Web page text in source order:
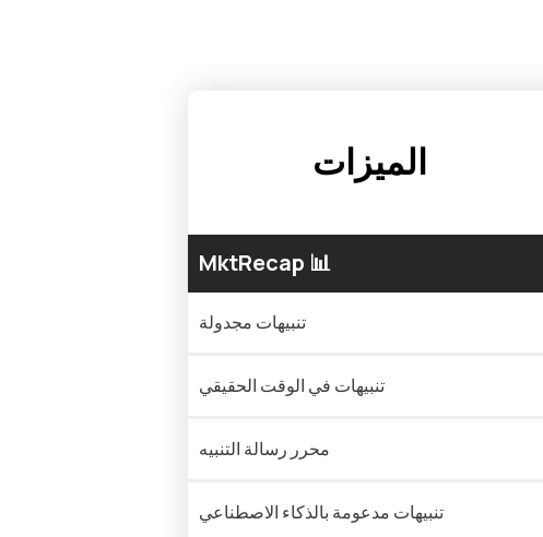
الميزات
MktRecap 📊
تنبيهات مجدولة
تنبيهات في الوقت الحقيقي
محرر رسالة التنبيه
تنبيهات مدعومة بالذكاء الاصطناعي